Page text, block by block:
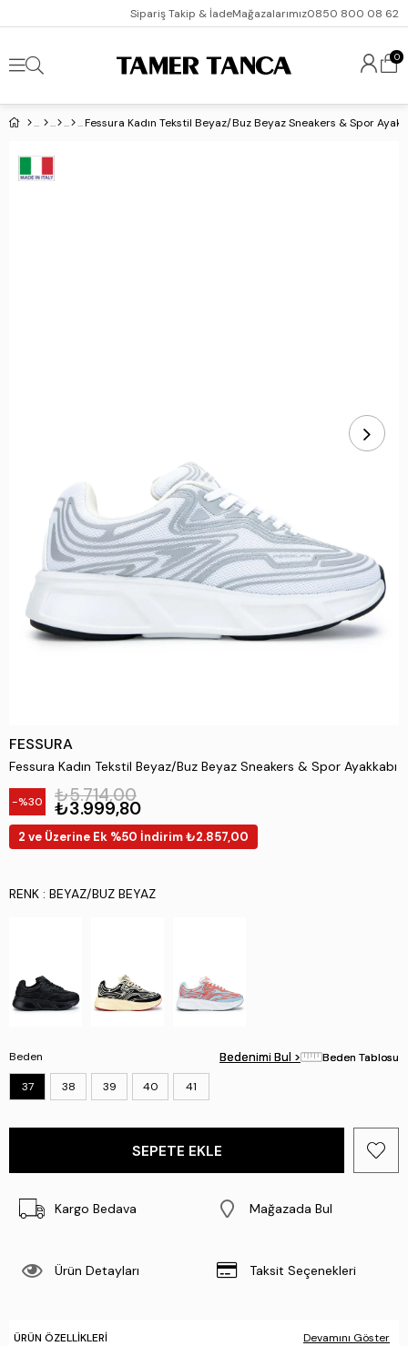
Sipariş Takip & İadeMağazalarımız0850 800 08 62
0
Fessura Kadın Tekstil Beyaz/Buz Beyaz Sneakers & Spor
FESSURA
Fessura Kadın Tekstil Beyaz/Buz Beyaz Sneakers & Spor Ayakkabı
30 ₺5.714,00
₺3.999,80
2 ve Üzerine Ek %50 İndirim ₺2.857,00
RENK : BEYAZ/BUZ BEYAZ
Beden
37 38 39 40 41
Bedenimi Bul > Beden Tablosu
Bedenimi Bul > Beden Tablosu
Kargo Bedava Mağazada Bul
Ürün Detayları Taksit Seçenekleri
ÜRÜN ÖZELLIKLERI Devamını Göster